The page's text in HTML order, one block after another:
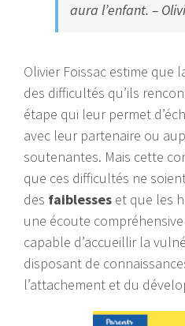
aura l’enfant. –
Olivier Foissac estime que
des difficultés qu’ils
étape qui leur permet
avec leur partenaire ou
soutenantes. Mais cette
que ces difficultés ne
des faiblesses et que les
une écoute
capable d’accueillir la
disposant de
l’attachement et du